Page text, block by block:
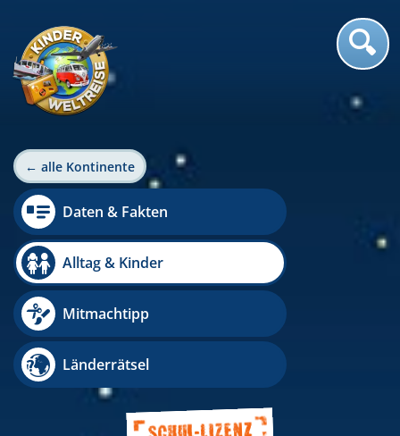
← alle Kontinente
Daten & Fakten
Alltag & Kinder
Mitmachtipp
Länderrätsel